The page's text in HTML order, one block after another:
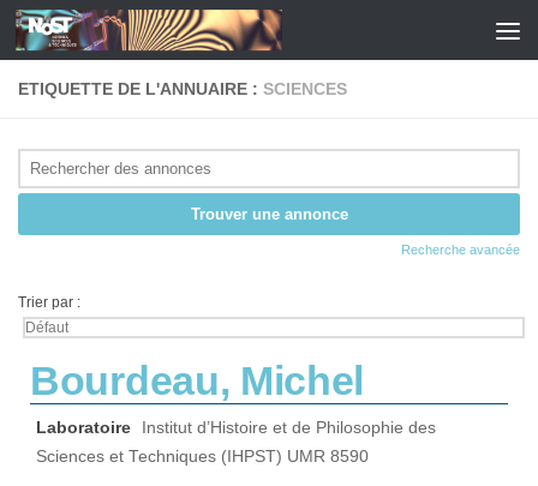
Skip to content
ETIQUETTE DE L'ANNUAIRE : SCIENCES
Recherche avancée
Trier par :
Bourdeau, Michel
Laboratoire
Institut d’Histoire et de Philosophie des
Sciences et Techniques (IHPST) UMR 8590